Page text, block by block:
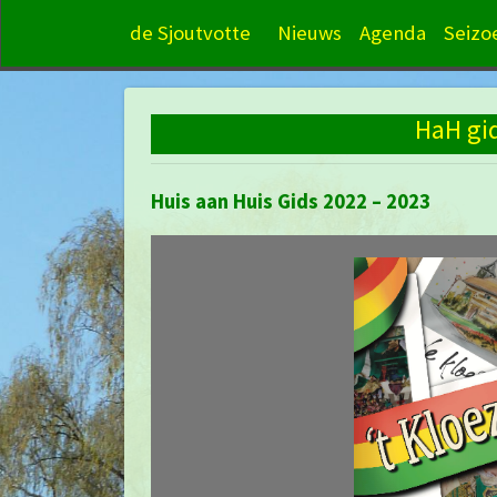
de Sjoutvotte Nieuws Agenda
HaH
Huis aan Huis Gids 2022 – 2023